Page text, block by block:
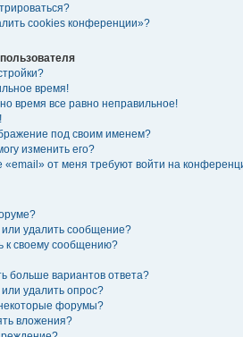
cookies конференции»?
время!
время все равно неправильное!
под своим именем?
изменить его?
«email» от меня требуют войти на
или удалить сообщение?
к своему сообщению?
больше вариантов ответа?
удалить опрос?
форумы?
вложения?